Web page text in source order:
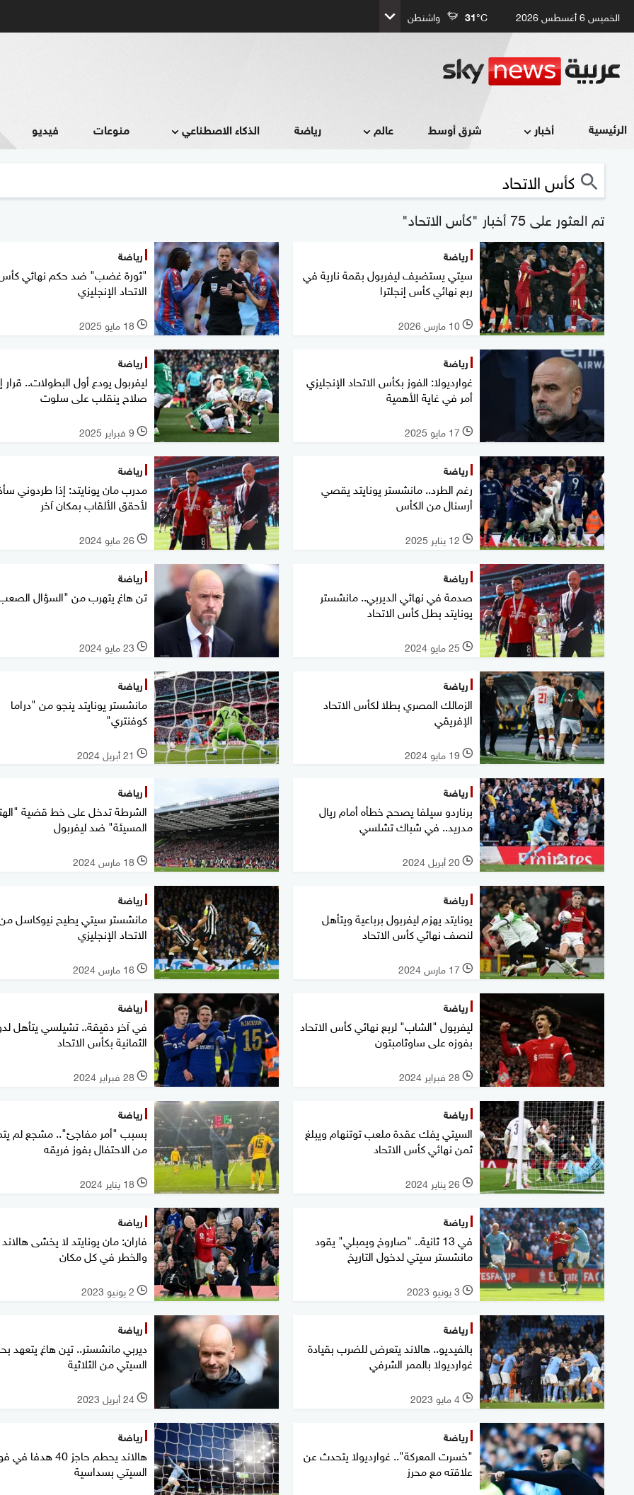
الخميس 6 أغسطس 2026 31°C واشنطن
الرئيسية أخبار شرق أوسط عالم رياضة الذكاء الاصطناعي منوعات فيديو
تم العثور على 75 أخبار "كأس الاتحاد"
رياضة
سيتي يستضيف ليفربول بقمة نارية في
ربع نهائي كأس إنجلترا
l 10 مارس 2026
رياضة
"ثورة غضب" ضد حكم نهائي
الاتحاد الإنجليزي
l 18 مايو 2025
رياضة
غوارديولا: الفوز بكأس الاتحاد الإنجليزي
أمر في غاية الأهمية
l 17 مايو 2025
رياضة
ليفربول يودع أول البطولات.. قرار
صلاح ينقلب على سلوت
l 9 فبراير 2025
رياضة
رغم الطرد.. مانشستر يونايتد يقصي
أرسنال من الكأس
l 12 يناير 2025
رياضة
مدرب مان يونايتد: إذا طردوني
لأحقق الألقاب بمكان آخر
l 26 مايو 2024
رياضة
صدمة في نهائي الديربي.. مانشستر
يونايتد بطل كأس الاتحاد
l 25 مايو 2024
رياضة
تن هاغ يتهرب من "السؤال
l 23 مايو 2024
رياضة
الزمالك المصري بطلا لكأس الاتحاد
الإفريقي
l 19 مايو 2024
رياضة
مانشستر يونايتد ينجو من "دراما
كوفنتري"
l 21 أبريل 2024
رياضة
برناردو سيلفا يصحح خطأه أمام ريال
مدريد.. في شباك تشلسي
l 20 أبريل 2024
رياضة
الشرطة تدخل على خط قضية
المسيئة" ضد ليفربول
l 18 مارس 2024
رياضة
يونايتد يهزم ليفربول برباعية ويتأهل
لنصف نهائي كأس الاتحاد
l 17 مارس 2024
رياضة
مانشستر سيتي يطيح نيوكاسل
الاتحاد الإنجليزي
l 16 مارس 2024
رياضة
ليفربول "الشاب" لربع نهائي كأس الاتحاد
بفوزه على ساوثامبتون
l 28 فبراير 2024
رياضة
في آخر دقيقة.. تشيلسي يتأهل
الثمانية بكأس الاتحاد
l 28 فبراير 2024
رياضة
السيتي يفك عقدة ملعب توتنهام ويبلغ
ثمن نهائي كأس الاتحاد
l 26 يناير 2024
رياضة
بسبب "أمر مفاجئ".. مشجع لم
من الاحتفال بفوز فريقه
l 18 يناير 2024
رياضة
في 13 ثانية.. "صاروخ ويمبلي" يقود
مانشستر سيتي لدخول التاريخ
l 3 يونيو 2023
رياضة
فاران: مان يونايتد لا يخشى هالاند
والخطر في كل مكان
l 2 يونيو 2023
رياضة
بالفيديو.. هالاند يتعرض للضرب بقيادة
غوارديولا بالممر الشرفي
l 4 مايو 2023
رياضة
ديربي مانشستر.. تين هاغ يتعهد
السيتي من الثلاثية
l 24 أبريل 2023
رياضة
"خسرت المعركة".. غوارديولا يتحدث عن
علاقته مع محرز
رياضة
هالاند يحطم حاجز 40 هدفا
السيتي بسداسية